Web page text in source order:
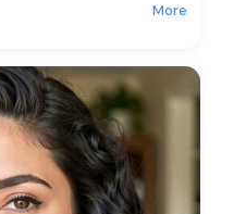
More